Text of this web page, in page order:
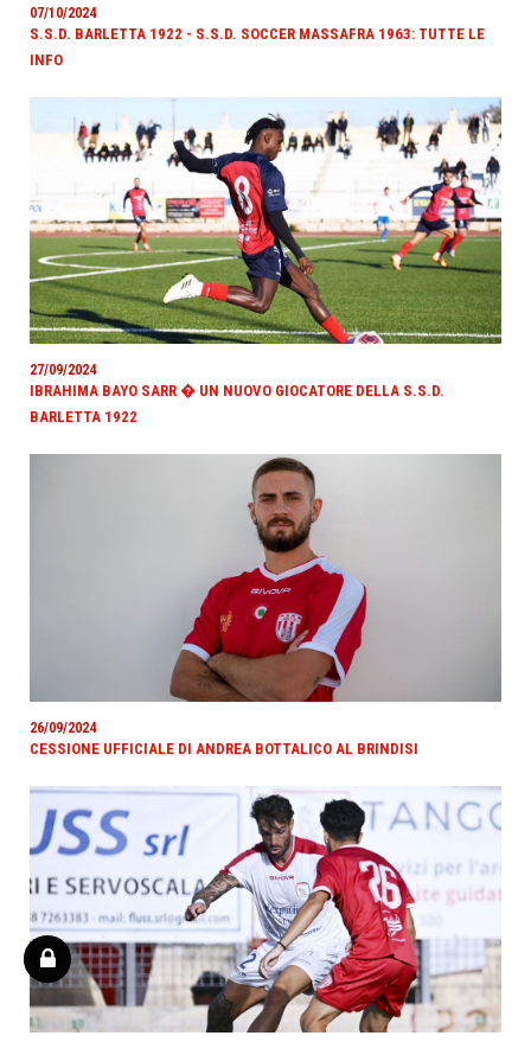
07/10/2024
S.S.D. BARLETTA 1922 - S.S.D. SOCCER MASSAFRA 1963: TUTTE LE
INFO
27/09/2024
IBRAHIMA BAYO SARR � UN NUOVO GIOCATORE DELLA S.S.D.
BARLETTA 1922
26/09/2024
CESSIONE UFFICIALE DI ANDREA BOTTALICO AL BRINDISI